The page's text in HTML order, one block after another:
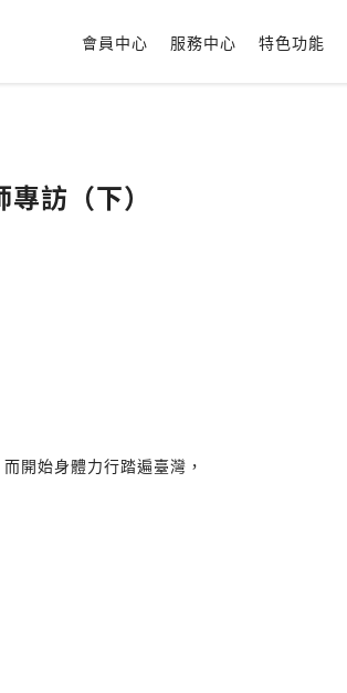
會員中心 服務中心 特色功能
訪（下）
開始身體力行踏遍臺灣，